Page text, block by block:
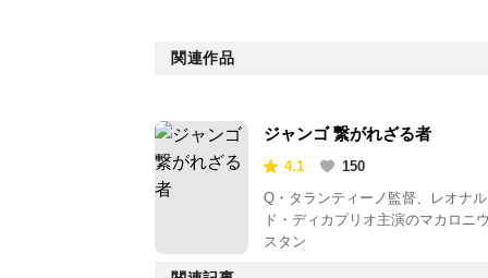
関連作品
ジャンゴ 繋がれざる者
4.1
150
Q・タランティーノ監督、レオナル
ド・ディカプリオ主演のマカロニ
スタン